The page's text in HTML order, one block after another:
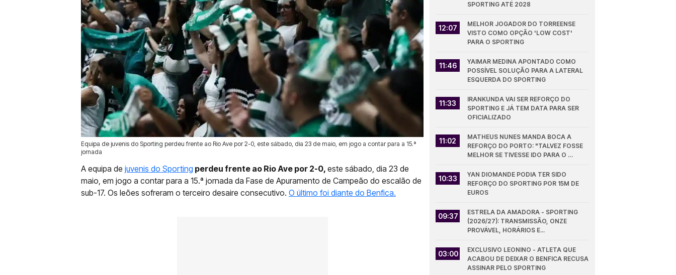
Equipa de juvenis do Sporting perdeu frente ao Rio Ave por 2-0, este sábado, dia 23 de maio, em jogo a contar para a 15.ª
jornada
23 Mai 2026 | 15:29 | 0
A equipa de juvenis do Sporting perdeu frente ao Rio Ave por 2-0, este sábado, dia 23 de
maio, em jogo a contar para a 15.ª jornada da Fase de Apuramento de Campeão do escalão de
sub-17. Os leões sofreram o terceiro desaire consecutivo. O último foi diante do Benfica.
SPORTING ATÉ 2028
12:07
MELHOR JOGADOR DO TORREENSE
VISTO COMO OPÇÃO 'LOW COST'
PARA O SPORTING
11:46
YAIMAR MEDINA APONTADO COMO
POSSÍVEL SOLUÇÃO PARA A LATERAL
ESQUERDA DO SPORTING
11:33
IRANKUNDA VAI SER REFORÇO DO
SPORTING E JÁ TEM DATA PARA SER
OFICIALIZADO
11:02
MATHEUS NUNES MANDA BOCA A
REFORÇO DO PORTO: "TALVEZ FOSSE
MELHOR SE TIVESSE IDO PARA O
10:33
YAN DIOMANDE PODIA TER SIDO
REFORÇO DO SPORTING POR 15M DE
EUROS
09:37
ESTRELA DA AMADORA - SPORTING
(2026/27): TRANSMISSÃO, ONZE
PROVÁVEL, HORÁRIOS E...
03:00
EXCLUSIVO LEONINO - ATLETA QUE
ACABOU DE DEIXAR O BENFICA RECUSA
ASSINAR PELO SPORTING